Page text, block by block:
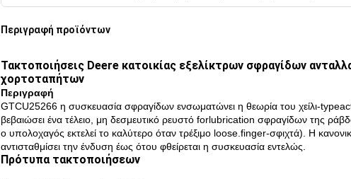
Περιγραφή προϊόντων
Τακτοποιήσεις Deere κατοικίας εξελίκτρων σφραγίδων
χορτοταπήτων
Περιγραφή
GTCU25266 η συσκευασία σφραγίδων ενσωματώνει η θεωρία του χείλι-
βεβαιώσει ένα τέλειο, μη δεσμευτικό ρευστό forlubrication σφραγίδων της
ο υπολοχαγός εκτελεί το καλύτερο όταν τρέξιμο loose.finger-σφιχτά). Η
αντισταθμίσει την ένδυση έως ότου φθείρεται η συσκευασία εντελώς.
Πρότυπα τακτοποιήσεων